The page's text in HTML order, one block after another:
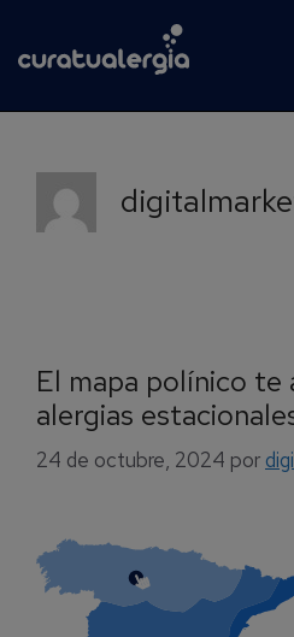
El mapa polínico te
alergias
24 de octubre, 2024 por